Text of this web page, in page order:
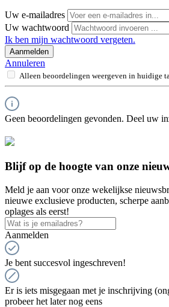
Uw e-mailadres
Uw wachtwoord
Ik ben mijn wachtwoord vergeten.
Aanmelden
Annuleren
Alleen beoordelingen weergeven in huidige
Geen beoordelingen gevonden. Deel uw
Blijf op de hoogte van onze
Meld je aan voor onze wekelijkse
nieuwe exclusieve producten, scherpe
oplages als eerst!
Aanmelden
Je bent succesvol ingeschreven!
Er is iets misgegaan met je inschrijving
probeer het later nog eens